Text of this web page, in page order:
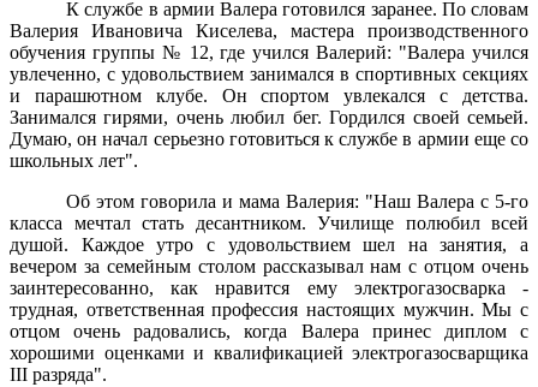
К службе в армии Валера готовился заранее. По словам
Валерия Ивановича Киселева, мастера производственного
обучения группы № 12, где учился Валерий: "Валера учился
увлеченно, с удовольствием занимался в спортивных секциях
и парашютном клубе. Он спортом увлекался с детства.
Занимался гирями, очень любил бег. Гордился своей семьей.
Думаю, он начал серьезно готовиться к службе в армии еще со
школьных лет".
Об этом говорила и мама Валерия: "Наш Валера с 5-го
класса мечтал стать десантником. Училище полюбил всей
душой. Каждое утро с удовольствием шел на занятия, а
вечером за семейным столом рассказывал нам с отцом очень
заинтересованно, как нравится ему электрогазосварка -
трудная, ответственная профессия настоящих мужчин. Мы с
отцом очень радовались, когда Валера принес диплом с
хорошими оценками и квалификацией электрогазосварщика
III разряда".